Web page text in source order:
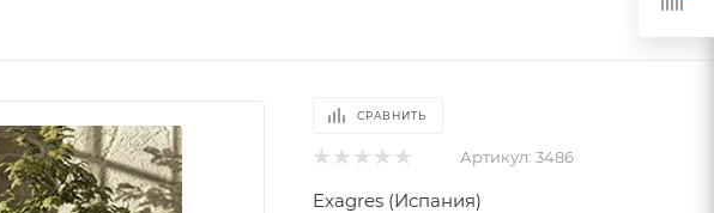
СРАВНИТЬ
Артикул: 3486
Exagres (Испания)